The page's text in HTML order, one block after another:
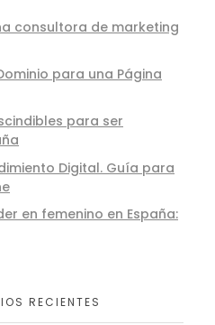
consultora de marketing
para una Página
para ser
Digital. Guía para
en femenino en España:
RECIENTES